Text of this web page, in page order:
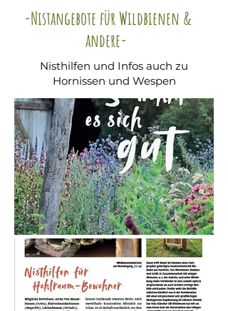
-Nistangebote für Wildbienen &
andere-
Nisthilfen und Infos auch zu
Hornissen und Wespen